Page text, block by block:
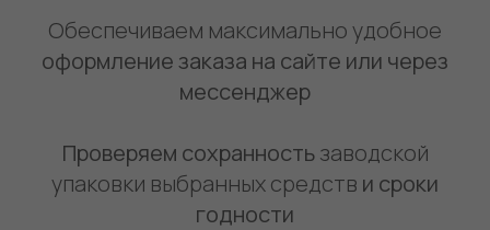
Обеспечиваем максимально удобное
оформление заказа на сайте или через
мессенджер
Проверяем сохранностьзаводской
упаковки выбранных средств и сроки
годности